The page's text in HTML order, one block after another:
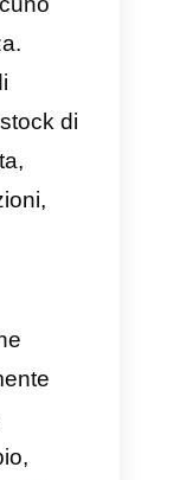
le
gestore di
di
di
su stock